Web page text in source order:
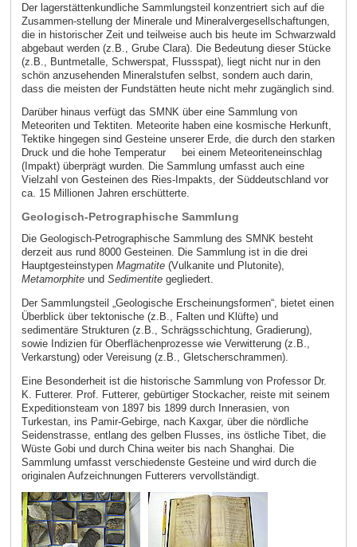
Der lagerstättenkundliche Sammlungsteil konzentriert sich auf die
Zusammen-stellung der Minerale und Mineralvergesellschaftungen,
die in historischer Zeit und teilweise auch bis heute im Schwarzwald
abgebaut werden (z.B., Grube Clara). Die Bedeutung dieser Stücke
(z.B., Buntmetalle, Schwerspat, Flussspat), liegt nicht nur in den
schön anzusehenden Mineralstufen selbst, sondern auch darin,
dass die meisten der Fundstätten heute nicht mehr zugänglich sind.
Darüber hinaus verfügt das SMNK über eine Sammlung von
Meteoriten und Tektiten. Meteorite haben eine kosmische Herkunft,
Tektike hingegen sind Gesteine unserer Erde, die durch den starken
Druck und die hohe Temperatur bei einem Meteoriteneinschlag
(Impakt) überprägt wurden. Die Sammlung umfasst auch eine
Vielzahl von Gesteinen des Ries-Impakts, der Süddeutschland vor
ca. 15 Millionen Jahren erschütterte.
Geologisch-Petrographische Sammlung
Die Geologisch-Petrographische Sammlung des SMNK besteht
derzeit aus rund 8000 Gesteinen. Die Sammlung ist in die drei
Hauptgesteinstypen Magmatite(Vulkanite und Plutonite),
Metamorphiteund Sedimentitegegliedert.
Der Sammlungsteil „Geologische Erscheinungsformen“, bietet einen
Überblick über tektonische (z.B., Falten und Klüfte) und
sedimentäre Strukturen (z.B., Schrägsschichtung, Gradierung),
sowie Indizien für Oberflächenprozesse wie Verwitterung (z.B.,
Verkarstung) oder Vereisung (z.B., Gletscherschrammen).
Eine Besonderheit ist die historische Sammlung von Professor Dr.
K. Futterer. Prof. Futterer, gebürtiger Stockacher, reiste mit seinem
Expeditionsteam von 1897 bis 1899 durch Innerasien, von
Turkestan, ins Pamir-Gebirge, nach Kaxgar, über die nördliche
Seidenstrasse, entlang des gelben Flusses, ins östliche Tibet, die
Wüste Gobi und durch China weiter bis nach Shanghai. Die
Sammlung umfasst verschiedenste Gesteine und wird durch die
originalen Aufzeichnungen Futterers vervollständigt.